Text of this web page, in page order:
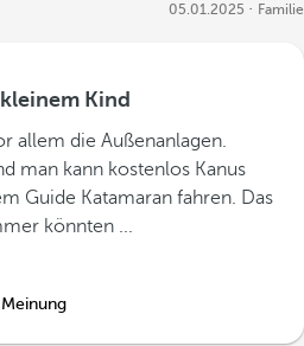
05.01.2025 Familie
Kind
allem die Außenanlagen.
man kann kostenlos Kanus
Guide Katamaran fahren. Das
könnten ...